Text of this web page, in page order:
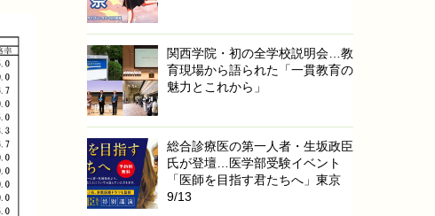
関西学院・初の全学校説明会…教
育現場から語られた「一貫教育の
魅力とこれから」
総合診療医の第一人者・生坂政臣
氏が登壇…医学部受験イベント
「医師を目指す君たちへ」東京
9/13